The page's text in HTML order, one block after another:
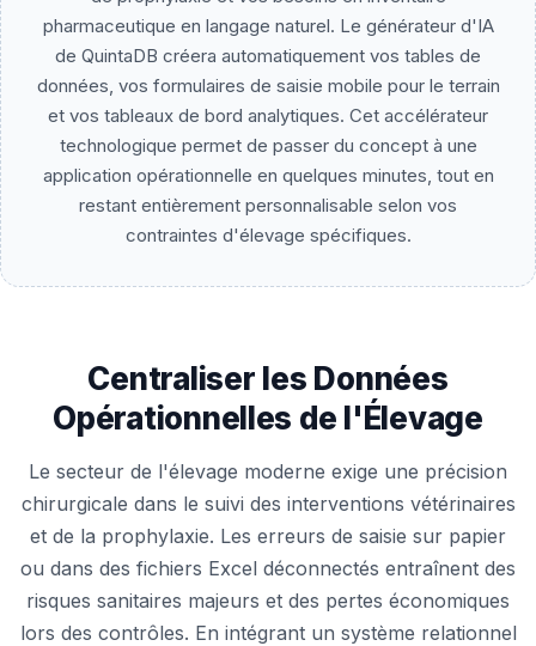
pharmaceutique en langage naturel. Le générateur d'IA
de QuintaDB créera automatiquement vos tables de
données, vos formulaires de saisie mobile pour le terrain
et vos tableaux de bord analytiques. Cet accélérateur
technologique permet de passer du concept à une
application opérationnelle en quelques minutes, tout en
restant entièrement personnalisable selon vos
contraintes d'élevage spécifiques.
Centraliser les Données
Opérationnelles de l'Élevage
Le secteur de l'élevage moderne exige une précision
chirurgicale dans le suivi des interventions vétérinaires
et de la prophylaxie. Les erreurs de saisie sur papier
ou dans des fichiers Excel déconnectés entraînent des
risques sanitaires majeurs et des pertes économiques
lors des contrôles. En intégrant un système relationnel